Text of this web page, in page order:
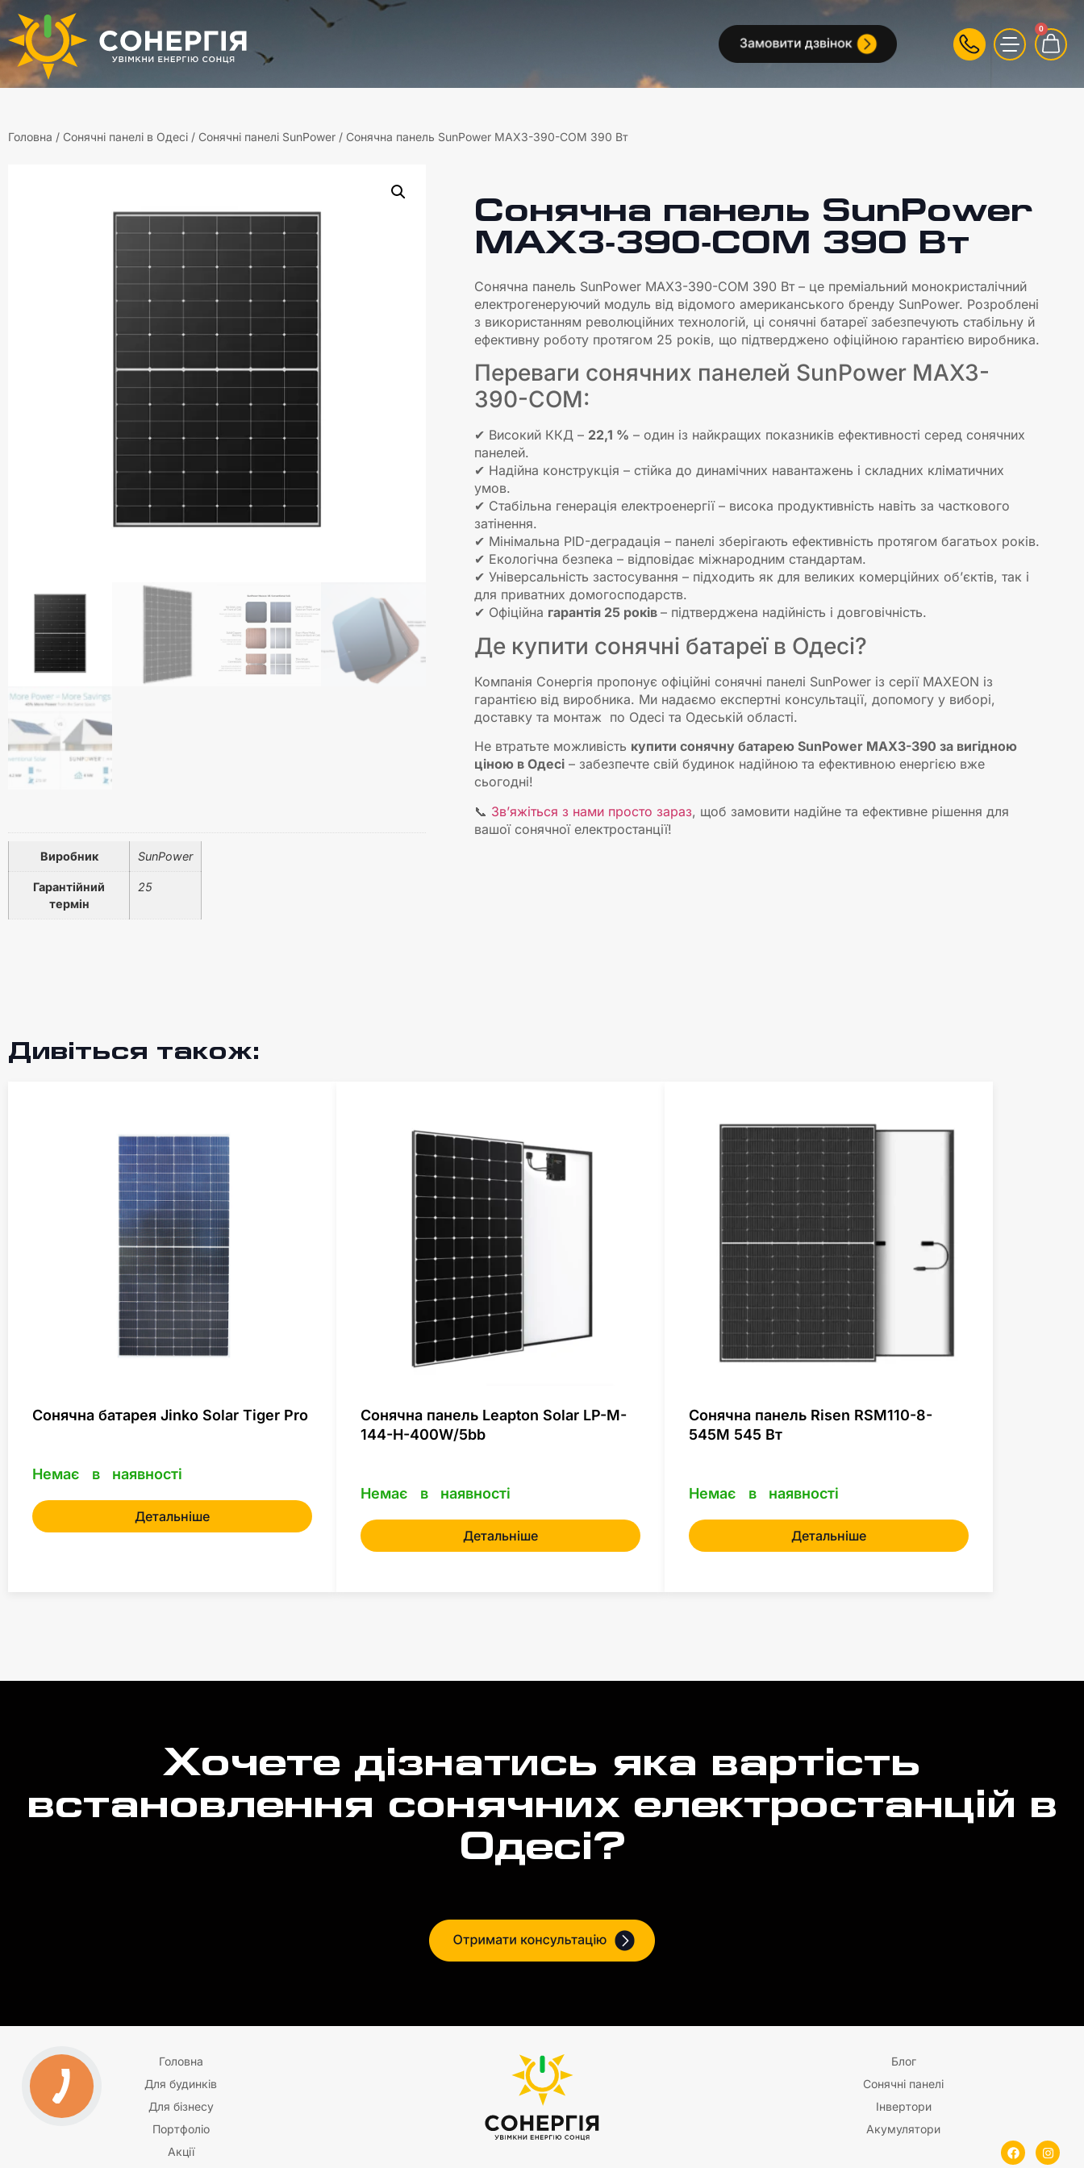
0
Головна / Сонячні панелі в Одесі / Сонячні панелі SunPower / Сонячна панель SunPower MAX3-390-COM 390 Вт
Виробник SunPower
Гарантійний
термін
25
Сонячна панель SunPower
MAX3-390-COM 390 Вт
Сонячна панель SunPower MAX3-390-COM 390 Вт – це преміальний монокристалічний
електрогенеруючий модуль від відомого американського бренду SunPower. Розроблені
з використанням революційних технологій, ці сонячні батареї забезпечують стабільну й
ефективну роботу протягом 25 років, що підтверджено офіційною гарантією виробника.
Переваги сонячних панелей SunPower MAX3-
390-COM:
✔ Високий ККД – 22,1 % – один із найкращих показників ефективності серед сонячних
панелей.
✔ Надійна конструкція – стійка до динамічних навантажень і складних кліматичних
умов.
✔ Стабільна генерація електроенергії – висока продуктивність навіть за часткового
затінення.
✔ Мінімальна PID-деградація – панелі зберігають ефективність протягом багатьох років.
✔ Екологічна безпека – відповідає міжнародним стандартам.
✔ Універсальність застосування – підходить як для великих комерційних об’єктів, так і
для приватних домогосподарств.
✔ Офіційна гарантія 25 років – підтверджена надійність і довговічність.
Де купити сонячні батареї в Одесі?
Компанія Сонергія пропонує офіційні сонячні панелі SunPower із серії MAXEON із
гарантією від виробника. Ми надаємо експертні консультації, допомогу у виборі,
доставку та монтаж по Одесі та Одеській області.
Не втратьте можливість купити сонячну батарею SunPower MAX3-390 за вигідною
ціною в Одесі– забезпечте свій будинок надійною та ефективною енергією вже
сьогодні!
📞 Зв’яжіться з нами просто зараз, щоб замовити надійне та ефективне рішення для
вашої сонячної електростанції!
Дивіться також:
Сонячна батарея Jinko Solar Tiger Pro
Немає в наявності
Детальніше
Сонячна панель Leapton Solar LP-M-
144-H-400W/5bb
Немає в наявності
Детальніше
Сонячна панель Risen RSM110-8-
545M 545 Вт
Немає в наявності
Детальніше
Хочете дізнатись яка вартість
встановлення сонячних електростанцій в
Одесі?
Головна
Для будинків
Для бізнесу
Портфоліо
Акції
Блог
Сонячні панелі
Інвертори
Акумулятори